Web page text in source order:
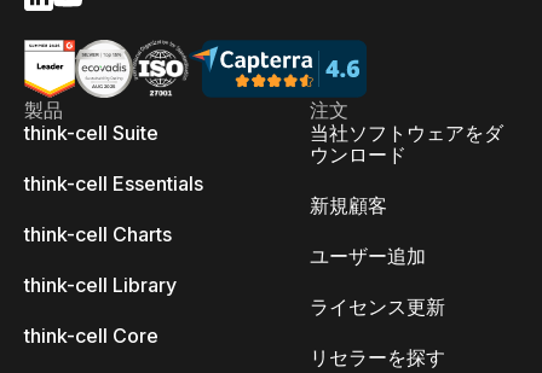
製品
think-cell Suite
think-cell Essentials
think-cell Charts
think-cell Library
think-cell Core
注文
当社ソフトウェアをダ
ウンロード
新規顧客
ユーザー追加
ライセンス更新
リセラーを探す